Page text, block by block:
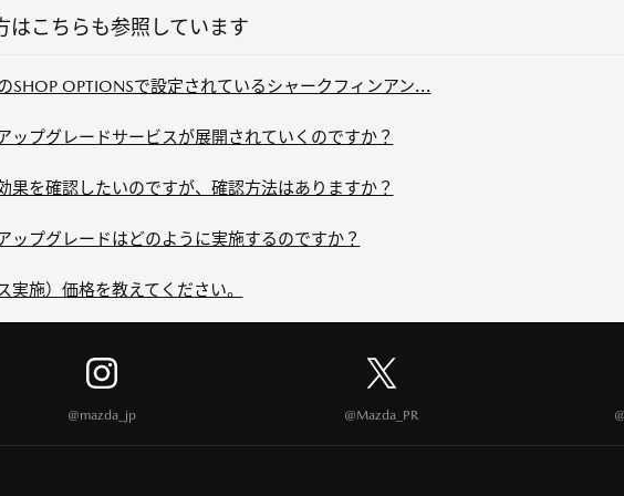
はこちらも参照しています
SHOP OPTIONSで設定されているシャークフィンアン...
ップグレードサービスが展開されていくのですか？
果を確認したいのですが、確認方法はありますか？
ップグレードはどのように実施するのですか？
実施）価格を教えてください。
@mazda_jp @Mazda_PR